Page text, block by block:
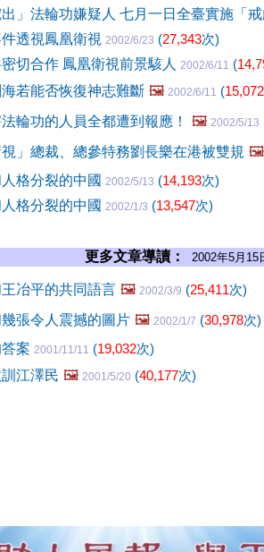
」法輪功嫌疑人 七月一日全臺實施「戒
透視鳳凰衛視 2002/6/23 (27,343次)
切合作 鳳凰衛視前景駭人 2002/6/11 (
若能否恢復神志難斷 🖼️ 2002/6/11 (15,072
輪功的人員全都遭到報應！
🖼️ 2002/5/13
」總裁、總參特務劉長樂在港被雙規 🖼️
格分裂的中國 2002/5/13 (14,193次)
格分裂的中國 2002/1/3 (13,547次)
更多文章導讀： 2002年5月15
冶平的共同語言 🖼️ 2002/3/9 (25,411次)
張令人震撼的圖片 🖼️ 2002/1/7 (30,978次)
案 2001/11/11 (19,032次)
江澤民 🖼️ 2001/5/20 (40,177次)